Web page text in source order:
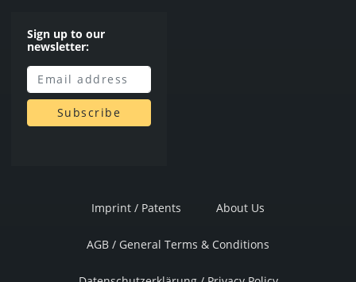
Sign up to our
newsletter:
Imprint / Patents About Us
AGB / General Terms & Conditions